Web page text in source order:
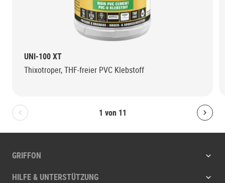
1 von 11
Bolton.General.PreviousSlide
UNI-100 XT
Thixotroper, THF-freier PVC Klebstoff
GRIFFON
HILFE & UNTERSTÜTZUNG